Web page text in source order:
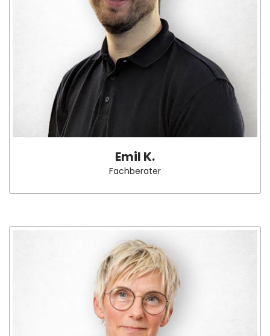
Emil K.
Fachberater